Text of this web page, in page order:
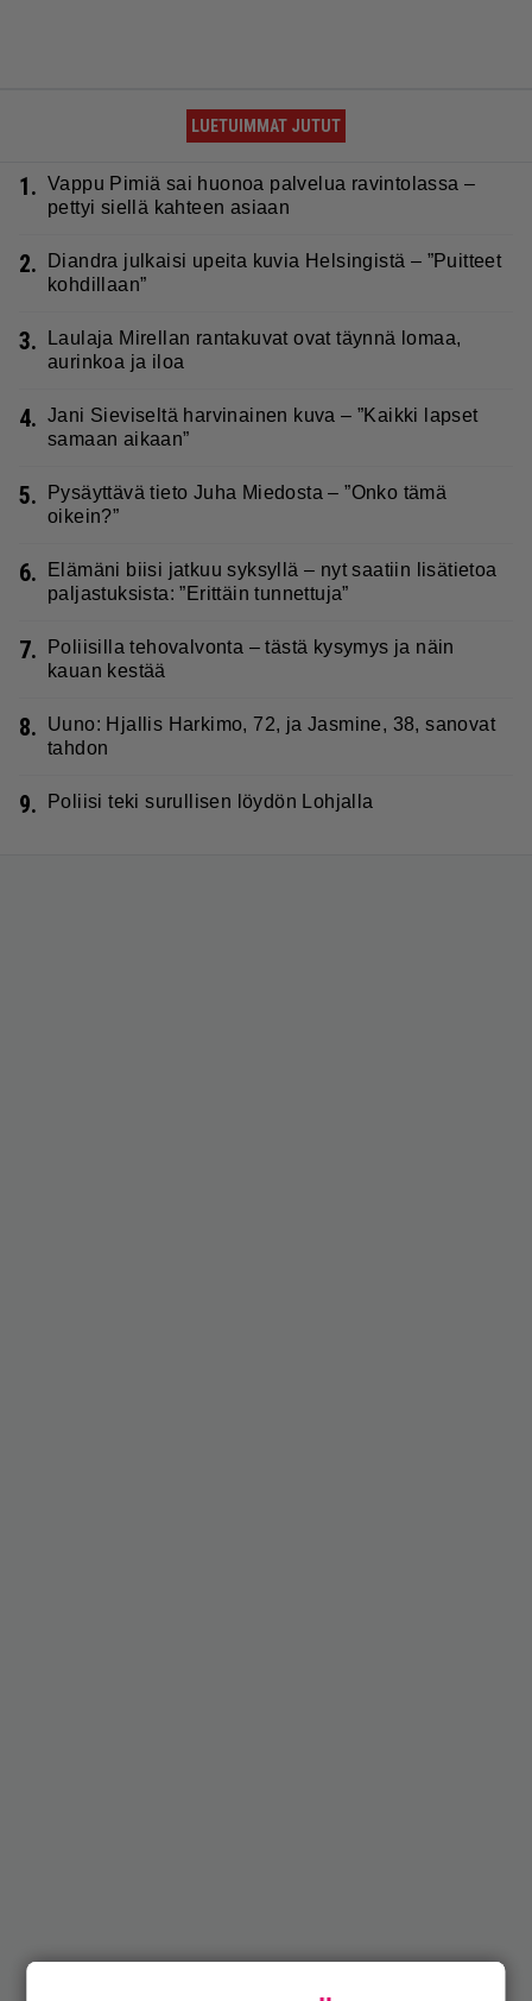
LUETUIMMAT JUTUT
1. Vappu Pimiä sai huonoa palvelua ravintolassa –
pettyi siellä kahteen asiaan
2.
Diandra julkaisi upeita kuvia Helsingistä – ”Puitteet
kohdillaan”
3.
Laulaja Mirellan rantakuvat ovat täynnä lomaa,
aurinkoa ja iloa
4. Jani Sieviseltä harvinainen kuva – ”Kaikki lapset
samaan aikaan”
5.
Pysäyttävä tieto Juha Miedosta – ”Onko tämä
oikein?”
6.
Elämäni biisi jatkuu syksyllä – nyt saatiin lisätietoa
paljastuksista: ”Erittäin tunnettuja”
7.
Poliisilla tehovalvonta – tästä kysymys ja näin
kauan kestää
8.
Uuno: Hjallis Harkimo, 72, ja Jasmine, 38, sanovat
tahdon
9. Poliisi teki surullisen löydön Lohjalla